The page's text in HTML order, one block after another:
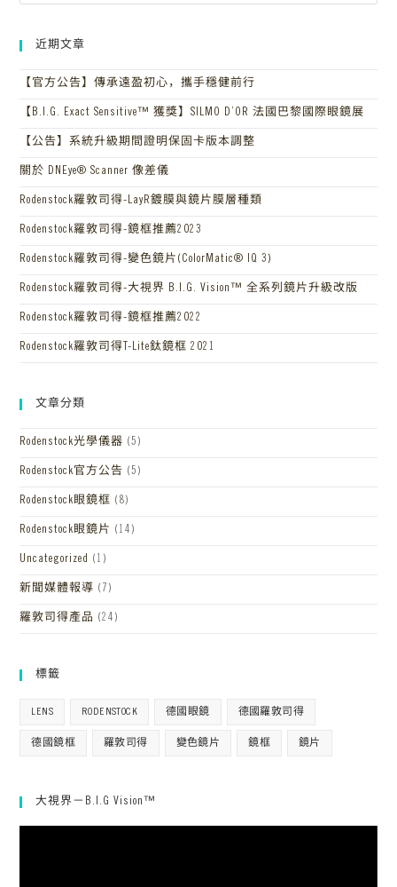
近期文章
【官方公告】傳承遠盈初心，攜手穩健前行
【B.I.G. Exact Sensitive™ 獲獎】SILMO D’OR 法國巴黎國際眼鏡展
【公告】系統升級期間證明保固卡版本調整
關於 DNEye® Scanner 像差儀
Rodenstock羅敦司得-LayR鍍膜與鏡片膜層種類
Rodenstock羅敦司得-鏡框推薦2023
Rodenstock羅敦司得-變色鏡片(ColorMatic® IQ 3)
Rodenstock羅敦司得-大視界 B.I.G. Vision™ 全系列鏡片升級改版
Rodenstock羅敦司得-鏡框推薦2022
Rodenstock羅敦司得T-Lite鈦鏡框 2021
文章分類
Rodenstock光學儀器 (5)
Rodenstock官方公告 (5)
Rodenstock眼鏡框 (8)
Rodenstock眼鏡片 (14)
Uncategorized (1)
新聞媒體報導 (7)
羅敦司得產品 (24)
標籤
LENS RODENSTOCK 德國眼鏡 德國羅敦司得
德國鏡框 羅敦司得 變色鏡片 鏡框 鏡片
大視界－B.I.G Vision™